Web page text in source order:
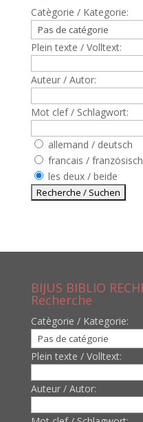
Catègorie / Kategorie:
Plein texte / Volltext:
Auteur / Autor:
Mot clef / Schlagwort:
allemand / deutsch
francais / französisch
les deux / beide
BIJUS BIBLIO
Recherche
Catègorie / Kategorie:
Plein texte / Volltext:
Auteur / Autor: